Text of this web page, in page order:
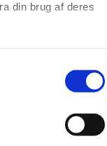
din brug af deres